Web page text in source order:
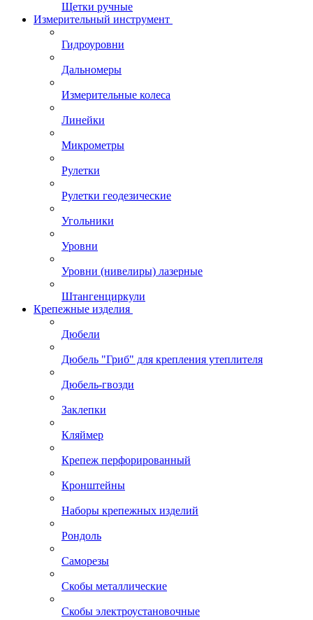
Щетки ручные
Измерительный инструмент
Гидроуровни
Дальномеры
Измерительные колеса
Линейки
Микрометры
Рулетки
Рулетки геодезические
Угольники
Уровни
Уровни (нивелиры) лазерные
Штангенциркули
Крепежные изделия
Дюбели
Дюбель "Гриб" для крепления утеплителя
Дюбель-гвозди
Заклепки
Кляймер
Крепеж перфорированный
Кронштейны
Наборы крепежных изделий
Рондоль
Саморезы
Скобы металлические
Скобы электроустановочные